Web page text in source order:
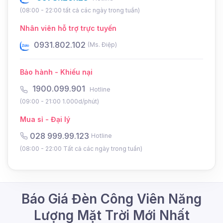
(08:00 - 22:00 tất cả các ngày trong tuần)
Nhân viên hỗ trợ trực tuyến
0931.802.102 (Ms. Điệp)
Bảo hành - Khiếu nại
1900.099.901
Hotline
(09:00 - 21:00 1.000d/phút)
Mua sỉ - Đại lý
028 999.99.123 Hotline
(08:00 - 22:00 Tất cả các ngày trong tuần)
Báo Giá Đèn Công Viên Năng
Lượng Mặt Trời Mới Nhất